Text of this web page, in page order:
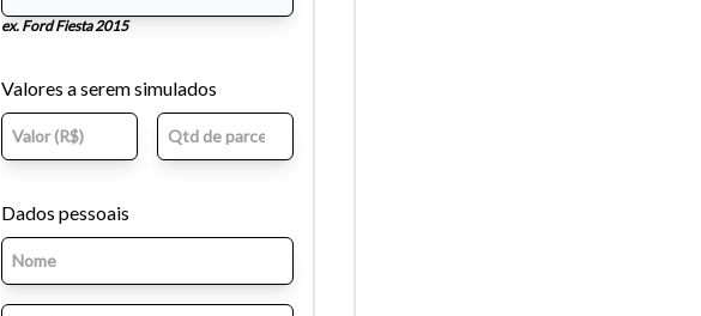
ex. Ford Fiesta 2015
Valores a serem simulados
Dados pessoais